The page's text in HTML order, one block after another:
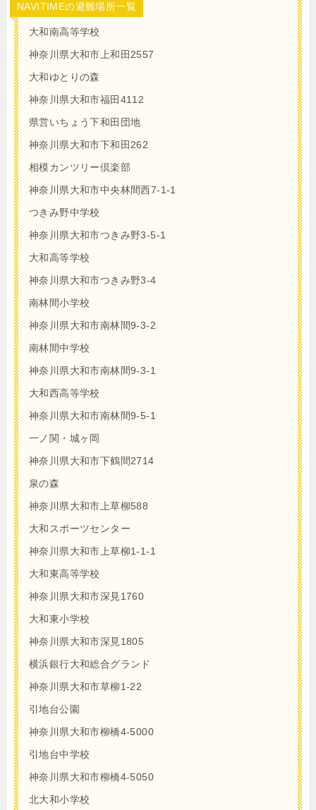
NAVITIMEの避難場所一覧
大和南高等学校
神奈川県大和市上和田2557
大和ゆとりの森
神奈川県大和市福田4112
県営いちょう下和田団地
神奈川県大和市下和田262
相模カンツリー倶楽部
神奈川県大和市中央林間西7-1-1
つきみ野中学校
神奈川県大和市つきみ野3-5-1
大和高等学校
神奈川県大和市つきみ野3-4
南林間小学校
神奈川県大和市南林間9-3-2
南林間中学校
神奈川県大和市南林間9-3-1
大和西高等学校
神奈川県大和市南林間9-5-1
一ノ関・城ヶ岡
神奈川県大和市下鶴間2714
泉の森
神奈川県大和市上草柳588
大和スポーツセンター
神奈川県大和市上草柳1-1-1
大和東高等学校
神奈川県大和市深見1760
大和東小学校
神奈川県大和市深見1805
横浜銀行大和総合グランド
神奈川県大和市草柳1-22
引地台公園
神奈川県大和市柳橋4-5000
引地台中学校
神奈川県大和市柳橋4-5050
北大和小学校